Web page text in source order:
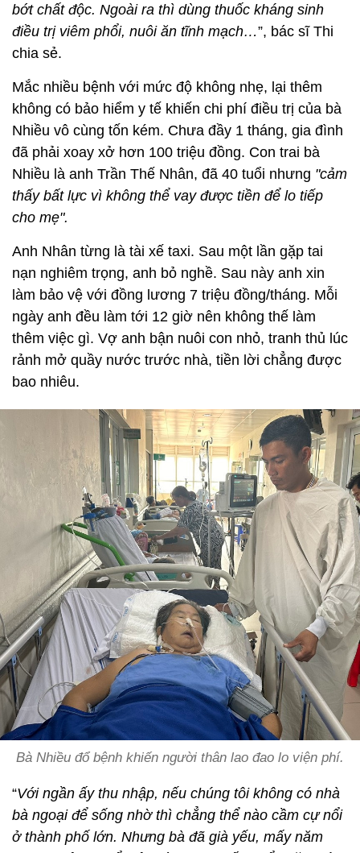
bớt chất độc. Ngoài ra thì dùng thuốc kháng sinh
điều trị viêm phổi, nuôi ăn tĩnh mạch…”, bác sĩ Thi
chia sẻ.
Mắc nhiều bệnh với mức độ không nhẹ, lại thêm
không có bảo hiểm y tế khiến chi phí điều trị của bà
Nhiều vô cùng tốn kém. Chưa đầy 1 tháng, gia đình
đã phải xoay xở hơn 100 triệu đồng. Con trai bà
Nhiều là anh Trần Thế Nhân, đã 40 tuổi nhưng "cảm
thấy bất lực vì không thể vay được tiền để lo tiếp
cho mẹ".
Anh Nhân từng là tài xế taxi. Sau một lần gặp tai
nạn nghiêm trọng, anh bỏ nghề. Sau này anh xin
làm bảo vệ với đồng lương 7 triệu đồng/tháng. Mỗi
ngày anh đều làm tới 12 giờ nên không thế làm
thêm việc gì. Vợ anh bận nuôi con nhỏ, tranh thủ lúc
rảnh mở quầy nước trước nhà, tiền lời chẳng được
bao nhiêu.
Bà Nhiều đổ bệnh khiến người thân lao đao lo viện phí.
“Với ngần ấy thu nhập, nếu chúng tôi không có nhà
bà ngoại để sống nhờ thì chẳng thể nào cầm cự nổi
ở thành phố lớn. Nhưng bà đã già yếu, mấy năm